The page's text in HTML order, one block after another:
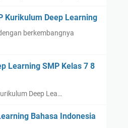
Kurikulum Deep Learning
berkembangnya
Learning SMP Kelas 7 8
Deep Lea…
Bahasa Indonesia